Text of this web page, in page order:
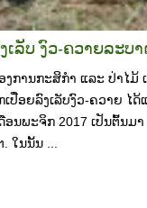
ເລັບ ງົວ-ຄວາຍລະບ
ການກະສິກຳ ແລະ ປ່າໄມ້
ປື່ອຍລົງເລັບງົວ-ຄວາຍ ໄ
ອນພະຈິກ 2017 ເປັນຕົ້ນມ
. ໃນນັ້ນ ...